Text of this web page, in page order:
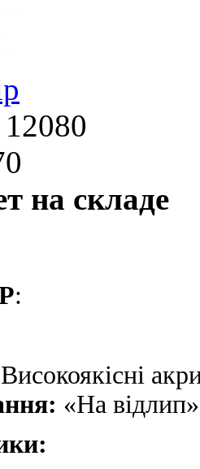
12080
на складе
:
Високоякісні
«На